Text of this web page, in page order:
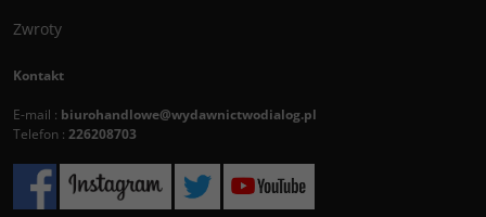
Zwroty
Kontakt
E-mail : biurohandlowe@wydawnictwodialog.pl
Telefon : 226208703